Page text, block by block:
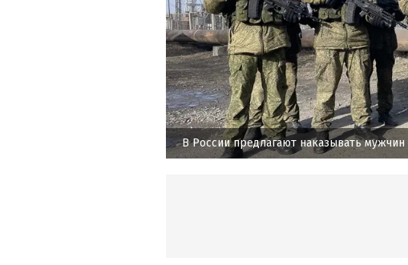
В России предлагают наказывать